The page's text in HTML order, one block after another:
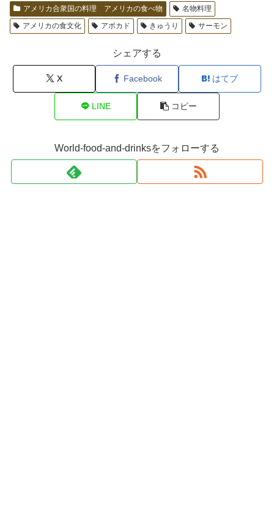
アメリカ合衆国の料理 アメリカの食べ物
名物料理
アメリカの食文化
アボカド きゅうり サーモン
シェアする
X Facebook はてブ
LINE コピー
World-food-and-drinksをフォローする